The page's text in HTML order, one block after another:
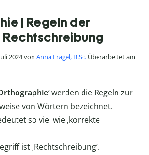
| Regeln der
2024 von Anna Fragel, B.Sc. Überarbeitet am
‘ werden die Regeln zur
von Wörtern bezeichnet.
so viel wie ‚korrekte
ist ‚Rechtschreibung‘.